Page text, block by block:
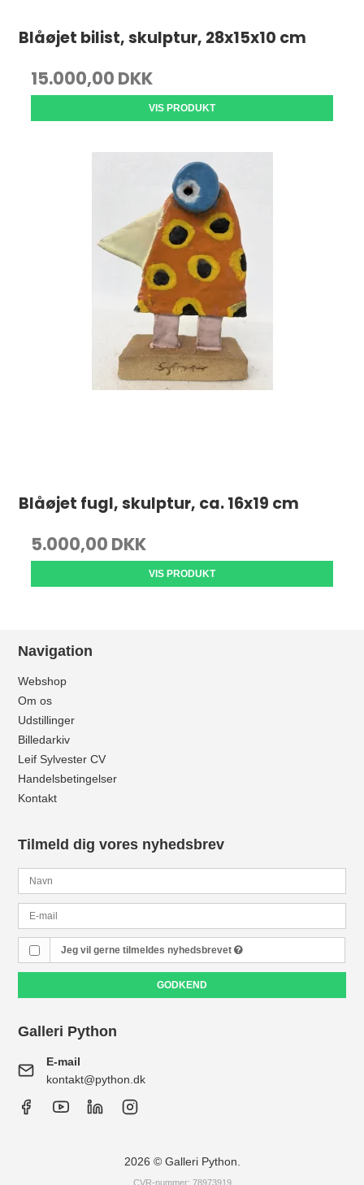
Blåøjet bilist, skulptur, 28x15x10 cm
15.000,00 DKK
VIS PRODUKT
Blåøjet fugl, skulptur, ca. 16x19 cm
5.000,00 DKK
VIS PRODUKT
Navigation
Webshop
Om os
Udstillinger
Billedarkiv
Leif Sylvester CV
Handelsbetingelser
Kontakt
Tilmeld dig vores nyhedsbrev
Jeg vil gerne tilmeldes nyhedsbrevet
GODKEND
Galleri Python
E-mail
kontakt@python.dk
2026 © Galleri Python.
CVR-nummer: 78973919